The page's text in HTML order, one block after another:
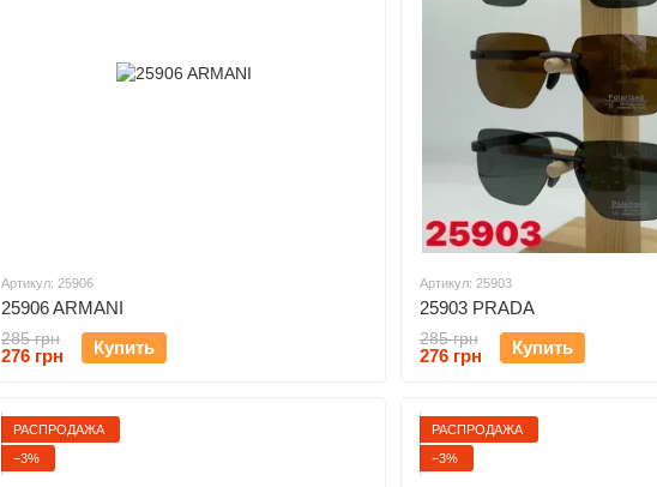
Артикул: 25906
25906 ARMANI
285 грн
276 грн Купить
Артикул: 25903
25903 PRADA
285 грн
276 грн Купить
РАСПРОДАЖА
−3%
РАСПРОДАЖА
−3%